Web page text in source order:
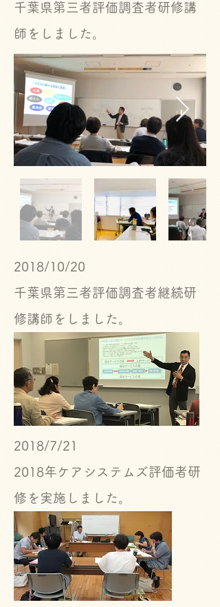
​千葉県第三者評価調査者研修講
師をしました。
2018/10/20
​千葉県第三者評価調査者継続研
修講師をしました。
2018/7/21
​2018年ケアシステムズ評価者研
修を実施しました。